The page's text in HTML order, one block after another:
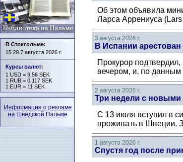
Об этом объявила
Ларса Аррениуса
3 августа 2026 г.
В Испании
Прокурор
вечером, и, по
2 августа 2026 г.
Три недели с новыми
С 13 июля вступил в
проживать в Швеции.
1 августа 2026 г.
Спустя год после
В Стокгольме:
15:29 7 августа 2026 г.
Курсы валют:
1 USD = 9,56 SEK
1 RUB = 0,117 SEK
1 EUR = 11 SEK
Информация о рекламе
на Шведской Пальме